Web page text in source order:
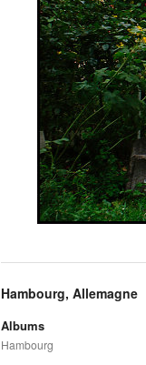
Hambourg, Allemagne
Albums
Hambourg